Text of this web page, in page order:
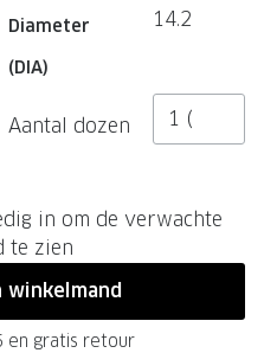
Diameter
(DIA)
14.2
Aantal dozen
in om de verwachte
te zien
winkelmand
en gratis retour